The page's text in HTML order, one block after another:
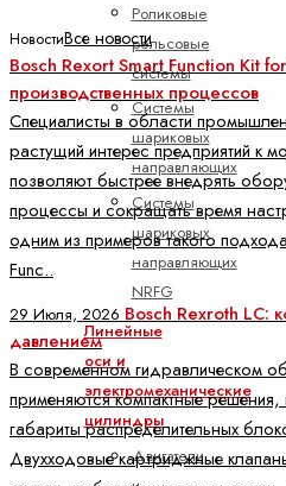
Роликовые
рельсовые
системы
Системы
шариковых
направляющих
Системы
шариковых
направляющих
NRFG
Линейные
оси и
электромеханические
цилиндры
Двигатели
НовостиВсе новости
Bosch Rexort Smart Function Kit
производственных процессов
Специалисты в области
растущий интерес предприятий к
позволяют быстрее внедрять
процессы и сокращать время
одним из примеров такого
Func..
29 Июля, 2026 Bosch Rexroth LC:
давлением
В современном гидравлическом
применяются компактные
габариты распределительных
Двухходовые картриджные